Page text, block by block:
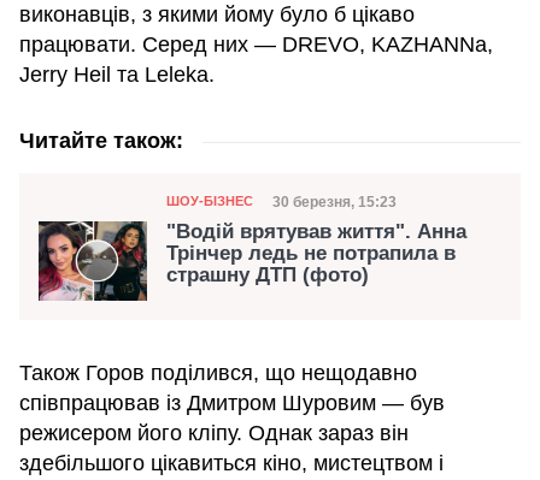
виконавців, з якими йому було б цікаво
працювати. Серед них — DREVO, KAZHANNa,
Jerry Heil та Leleka.
Читайте також:
Категорія
ШОУ-БІЗНЕС Дата публікації
30 березня, 15:23
"Водій врятував життя". Анна
Трінчер ледь не потрапила в
страшну ДТП (фото)
Також Горов поділився, що нещодавно
співпрацював із Дмитром Шуровим — був
режисером його кліпу. Однак зараз він
здебільшого цікавиться кіно, мистецтвом і